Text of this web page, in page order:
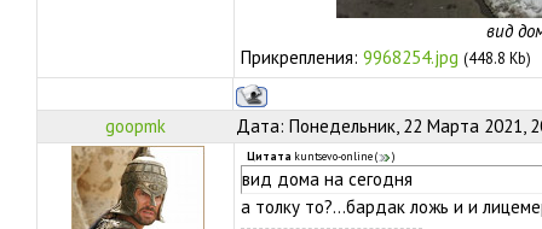
вид
Прикрепления: 9968254.jpg (448.8 Kb)
goopmk Дата: Понедельник, 22 Марта 2021,
Цитата kuntsevo-online( )
вид дома на сегодня
а толку то?...бардак ложь и и